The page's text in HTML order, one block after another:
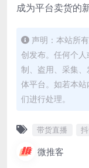
成为平台卖货的
声明：本站所
创发布。任何个
制、盗用、采集
体平台。如若本
们进行处理。
带货直播
微推客